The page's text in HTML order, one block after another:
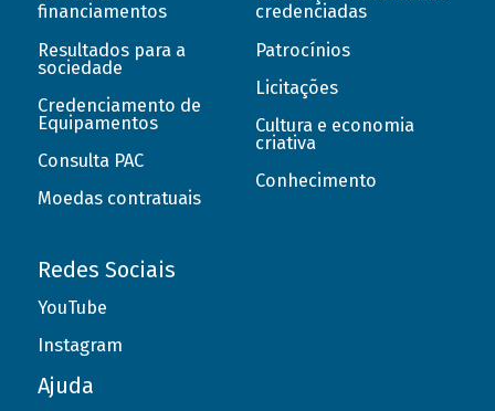
financiamentos
Resultados para a
sociedade
Credenciamento de
Equipamentos
Consulta PAC
Moedas contratuais
credenciadas
Patrocínios
Licitações
Cultura e economia
criativa
Conhecimento
Redes Sociais
YouTube
Instagram
Ajuda